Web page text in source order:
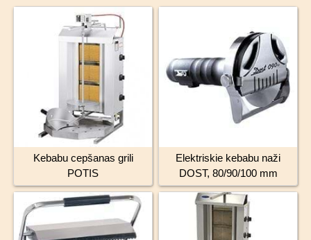
Kebabu cepšanas grili
POTIS
Elektriskie kebabu naži
DOST, 80/90/100 mm